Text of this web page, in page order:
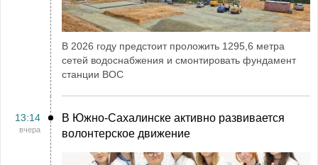
В 2026 году предстоит проложить 1295,6 метра
сетей водоснабжения и смонтировать фундамент
станции ВОС
13:14
вчера
В Южно-Сахалинске активно развивается
волонтерское движение